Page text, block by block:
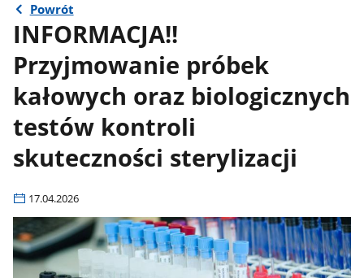
Powrót
INFORMACJA!!
Przyjmowanie próbek
kałowych oraz biologicznych
testów kontroli
skuteczności sterylizacji
17.04.2026